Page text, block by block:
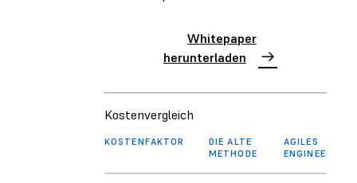
Whitepaper
herunterladen
Kostenvergleich
KOSTENFAKTOR
DIE ALTE
METHODE
AGILES
ENGINEERING